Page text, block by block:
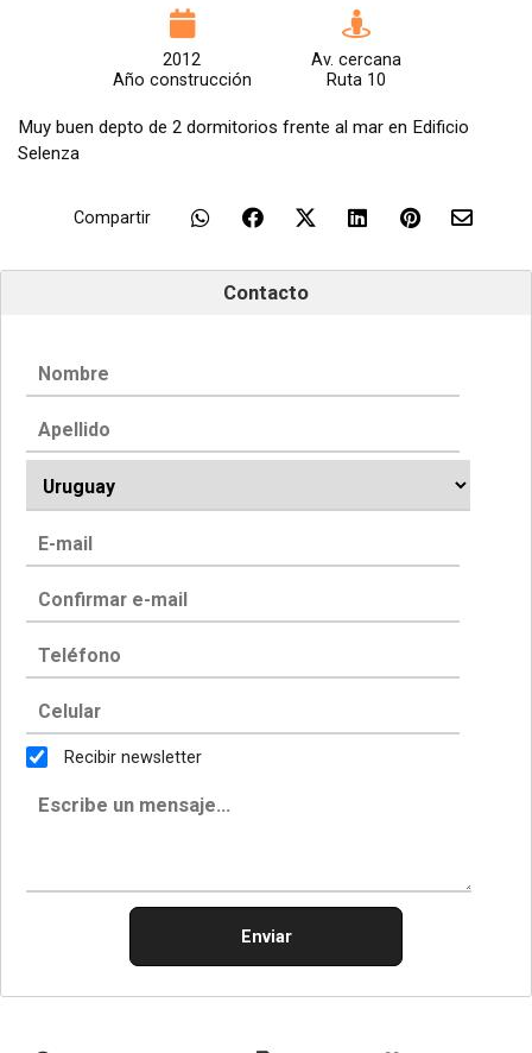
2012
Año construcción
Av. cercana
Ruta 10
Muy buen depto de 2 dormitorios frente al mar en Edificio
Selenza
Compartir
Contacto
Recibir newsletter
Enviar